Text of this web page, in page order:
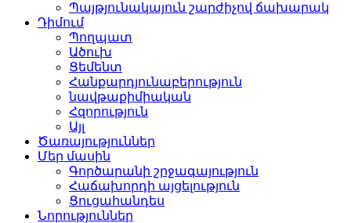
Պայթյունակայուն շարժիչով ճախարակ
Դիմում
Պողպատ
Ածուխ
Ցեմենտ
Հանքարդյունաբերություն
նավթաքիմիական
Հզորություն
Այլ
Ծառայություններ
Մեր մասին
Գործարանի շրջագայություն
Հաճախորդի այցելություն
Ցուցահանդես
Նորություններ